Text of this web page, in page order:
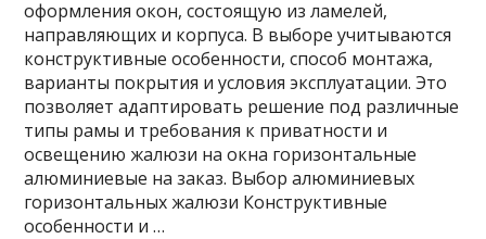
оформления окон, состоящую из ламелей,
направляющих и корпуса. В выборе учитываются
конструктивные особенности, способ монтажа,
варианты покрытия и условия эксплуатации. Это
позволяет адаптировать решение под различные
типы рамы и требования к приватности и
освещению жалюзи на окна горизонтальные
алюминиевые на заказ. Выбор алюминиевых
горизонтальных жалюзи Конструктивные
особенности и …